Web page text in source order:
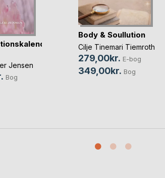
Jensen
Bog
Body & Soullution
Cilje Tinemari Tiemroth
279,00kr. E-bog
349,00kr. Bog